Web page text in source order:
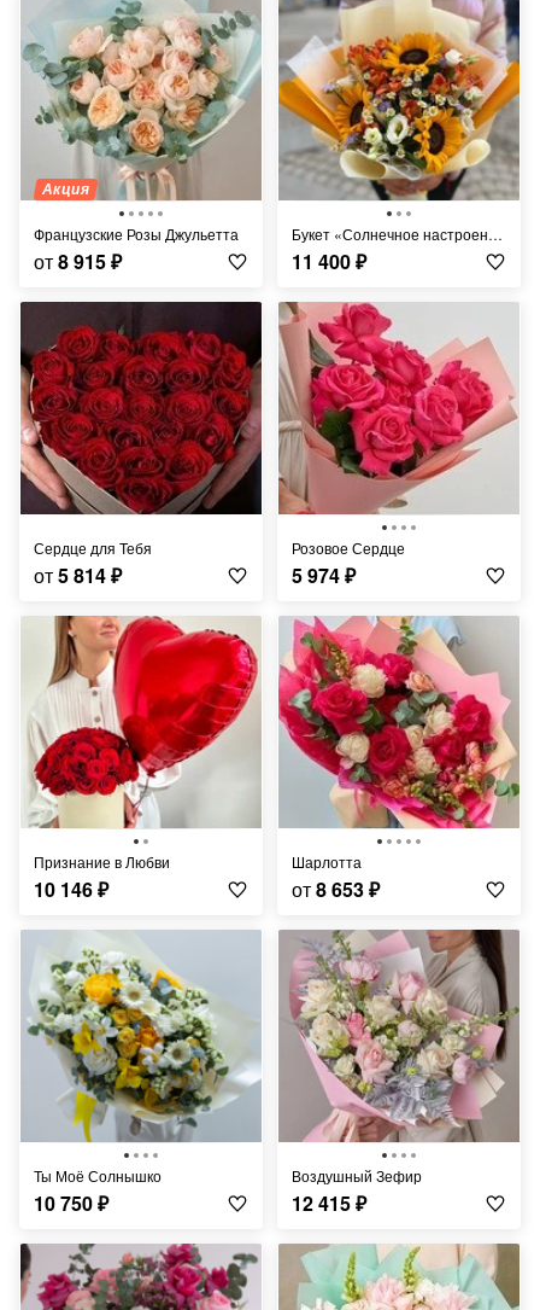
Акция
Французские Розы Джульетта
от8 915₽
Букет «Солнечное настроение»
11 400₽
Сердце для Тебя
от5 814₽
Розовое Сердце
5 974₽
Признание в Любви
10 146₽
Шарлотта
от8 653₽
Ты Моё Солнышко
10 750₽
Воздушный Зефир
12 415₽